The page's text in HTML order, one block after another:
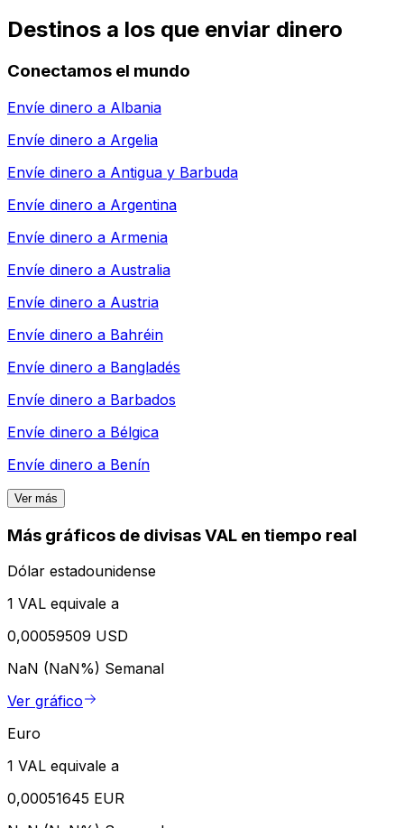
Destinos a los que enviar dinero
Conectamos el mundo
Envíe dinero a Albania
Envíe dinero a Argelia
Envíe dinero a Antigua y Barbuda
Envíe dinero a Argentina
Envíe dinero a Armenia
Envíe dinero a Australia
Envíe dinero a Austria
Envíe dinero a Bahréin
Envíe dinero a Bangladés
Envíe dinero a Barbados
Envíe dinero a Bélgica
Envíe dinero a Benín
Ver más
Más gráficos de divisas VAL en tiempo real
Dólar estadounidense
1 VAL equivale a
0,00059509 USD
NaN (NaN%) Semanal
Ver gráfico
Euro
1 VAL equivale a
0,00051645 EUR